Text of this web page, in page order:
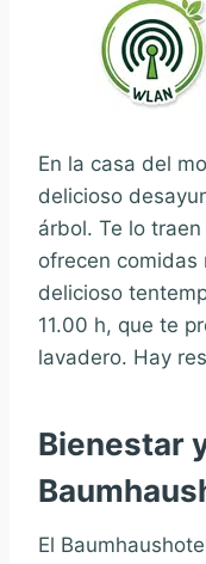
En la casa del
delicioso
árbol. Te lo
ofrecen comidas
delicioso
11.00 h, que te
lavadero. Hay
Bienestar
El